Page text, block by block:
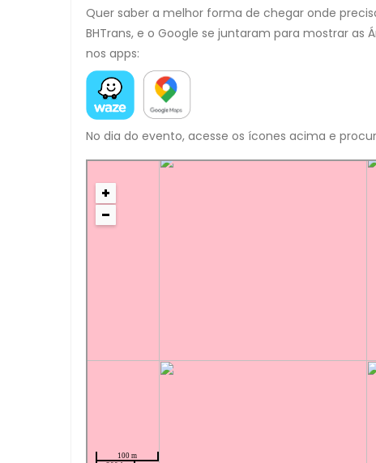
Quer saber a melhor forma de chegar onde
BHTrans, e o Google se juntaram para mostrar as
nos apps:
No dia do evento, acesse os ícones acima e